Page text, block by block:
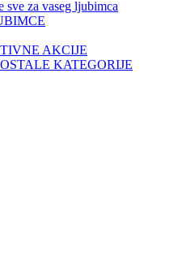
AKCIJE
OSTALE KATEGORIJE